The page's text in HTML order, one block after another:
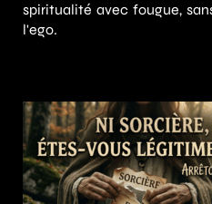
spiritualité avec fougue,
l'ego.